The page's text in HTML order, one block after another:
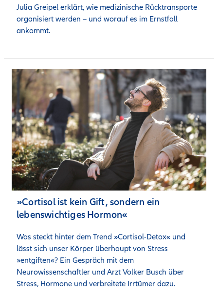
Julia Greipel erklärt, wie medizinische Rücktransporte
organisiert werden – und worauf es im Ernstfall
ankommt.
»Cortisol ist kein Gift, sondern ein
lebenswichtiges Hormon«
Was steckt hinter dem Trend »Cortisol-Detox« und
lässt sich unser Körper überhaupt von Stress
»entgiften«? Ein Gespräch mit dem
Neurowissenschaftler und Arzt Volker Busch über
Stress, Hormone und verbreitete Irrtümer dazu.